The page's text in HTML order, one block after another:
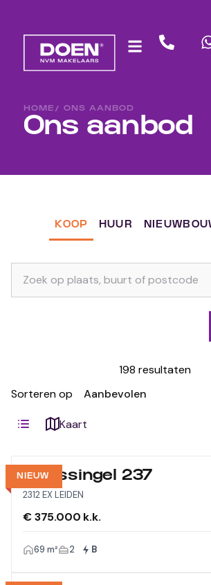
HOME / ONS AANBOD
Ons aanbod
KOOP HUUR
198 resultaten
Sorteren op
Kaart
NIEUW
Morssingel 237
2312 EX LEIDEN
€ 375.000 k.k.
69 m² 2 B